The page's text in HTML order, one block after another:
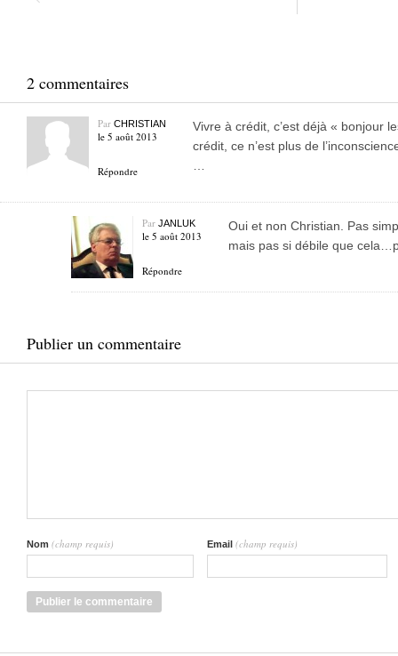
2 commentaires
Par CHRISTIAN
le 5 août 2013
Répondre
Vivre à crédit, c’est déjà « bonjour
crédit, ce n’est plus de
Par JANLUK
le 5 août 2013
Répondre
Oui et non Christian. Pas
mais pas si débile que
Publier un commentaire
Nom (champ requis) Email (champ requis)